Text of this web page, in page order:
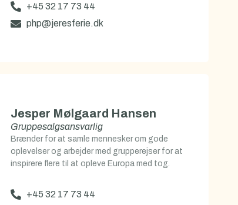
+45 32 17 73 44
php@jeresferie.dk
Jesper Mølgaard Hansen
Gruppesalgsansvarlig
Brænder for at samle mennesker om gode
oplevelser og arbejder med grupperejser for at
inspirere flere til at opleve Europa med tog.
+45 32 17 73 44